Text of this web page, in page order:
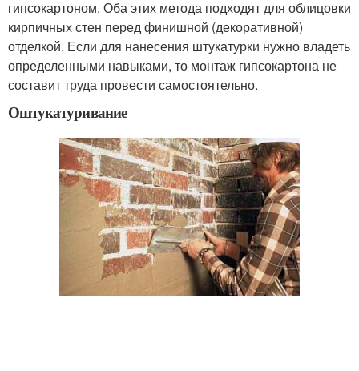
гипсокартоном. Оба этих метода подходят для облицовки
кирпичных стен перед финишной (декоративной)
отделкой. Если для нанесения штукатурки нужно владеть
определенными навыками, то монтаж гипсокартона не
составит труда провести самостоятельно.
Оштукатуривание